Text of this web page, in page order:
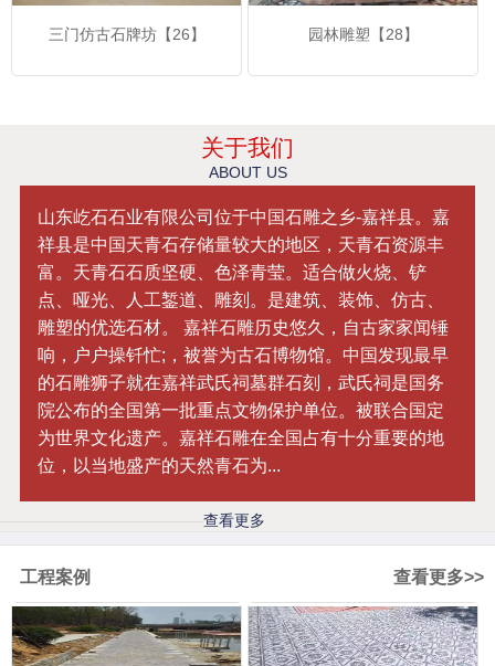
三门仿古石牌坊【26】 园林雕塑【28】
关于我们
ABOUT US
山东屹石石业有限公司位于中国石雕之乡-嘉祥县。嘉
祥县是中国天青石存储量较大的地区，天青石资源丰
富。天青石石质坚硬、色泽青莹。适合做火烧、铲
点、哑光、人工錾道、雕刻。是建筑、装饰、仿古、
雕塑的优选石材。 嘉祥石雕历史悠久，自古家家闻锤
响，户户操钎忙;，被誉为古石博物馆。中国发现最早
的石雕狮子就在嘉祥武氏祠墓群石刻，武氏祠是国务
院公布的全国第一批重点文物保护单位。被联合国定
为世界文化遗产。嘉祥石雕在全国占有十分重要的地
位，以当地盛产的天然青石为...
查看更多
工程案例 查看更多>>